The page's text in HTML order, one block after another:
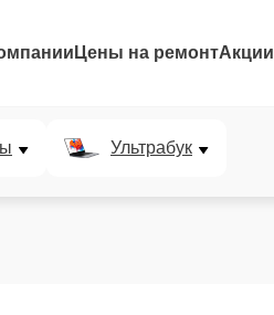
Цены на ремонтАкции
Ультрабук